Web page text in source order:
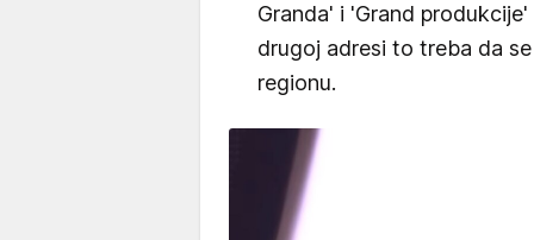
Granda' i 'Grand
drugoj adresi to treba da
regionu.